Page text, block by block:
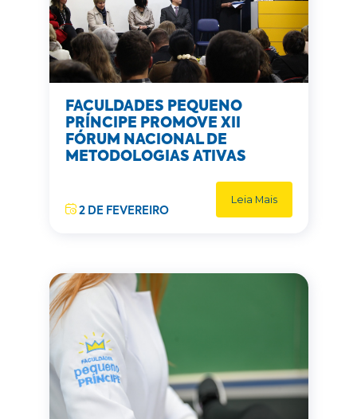
FACULDADES PEQUENO
PRÍNCIPE PROMOVE XII
FÓRUM NACIONAL DE
METODOLOGIAS ATIVAS
2 DE FEVEREIRO
Leia Mais